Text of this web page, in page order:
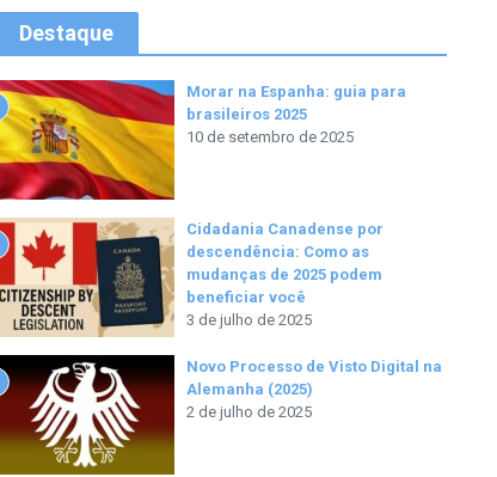
Destaque
Morar na Espanha: guia para
brasileiros 2025
10 de setembro de 2025
Cidadania Canadense por
descendência: Como as
mudanças de 2025 podem
beneficiar você
3 de julho de 2025
Novo Processo de Visto Digital na
Alemanha (2025)
2 de julho de 2025